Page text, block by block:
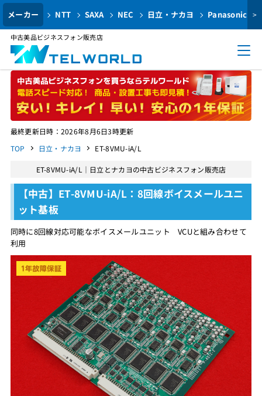
メーカー NTT SAXA NEC 日立・ナカヨ Panasonic >
中古美品ビジネスフォン販売店
最終更新日時：2026年8月6日3時更新
TOP
日立・ナカヨ ET-8VMU-iA/L
ET-8VMU-iA/L｜日立とナカヨの中古ビジネスフォン販売店
【中古】ET-8VMU-iA/L：8回線ボイスメールユニ
ット基板
同時に8回線対応可能なボイスメールユニット VCUと組み合わせて
利用